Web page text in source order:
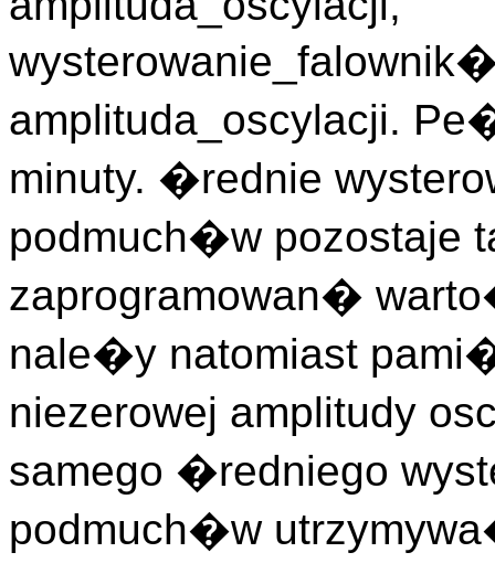
amplituda_oscylacji.
minuty. �rednie
podmuch�w pozostaje
zaprogramowan�
nale�y natomiast
niezerowej amplitudy
samego �redniego
podmuch�w